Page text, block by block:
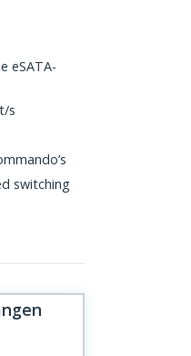
eSATA-
s
switching